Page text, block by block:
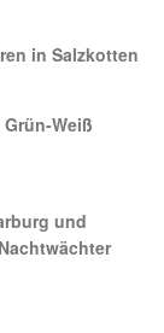
in Salzkotten
Weiß
und